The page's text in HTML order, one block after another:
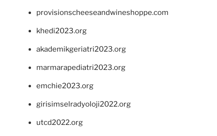
provisionscheeseandwineshoppe.com
khedi2023.org
akademikgeriatri2023.org
marmarapediatri2023.org
emchie2023.org
girisimselradyoloji2022.org
utcd2022.org